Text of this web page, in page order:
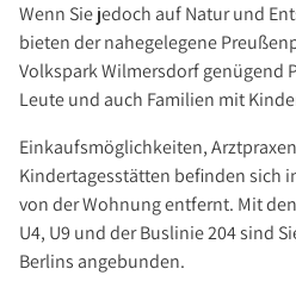
Wenn Sie jedoch auf Natur und
bieten der nahegelegene
Volkspark Wilmersdorf genügend
Leute und auch Familien mit
Einkaufsmöglichkeiten,
Kindertagesstätten befinden sich
von der Wohnung entfernt. Mit
U4, U9 und der Buslinie 204 sind
Berlins angebunden.